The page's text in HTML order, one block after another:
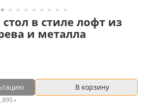
в стиле лофт из
и металла
В корзину